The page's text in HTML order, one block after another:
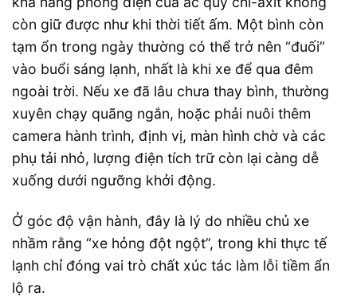
còn giữ được như khi thời tiết ấm. Một bình còn
tạm ổn trong ngày thường có thể trở nên “đuối”
vào buổi sáng lạnh, nhất là khi xe để qua đêm
ngoài trời. Nếu xe đã lâu chưa thay bình, thường
xuyên chạy quãng ngắn, hoặc phải nuôi thêm
camera hành trình, định vị, màn hình chờ và các
phụ tải nhỏ, lượng điện tích trữ còn lại càng dễ
xuống dưới ngưỡng khởi động.
Ở góc độ vận hành, đây là lý do nhiều chủ xe
nhầm rằng “xe hỏng đột ngột”, trong khi thực tế
lạnh chỉ đóng vai trò chất xúc tác làm lỗi tiềm ẩn
lộ ra.